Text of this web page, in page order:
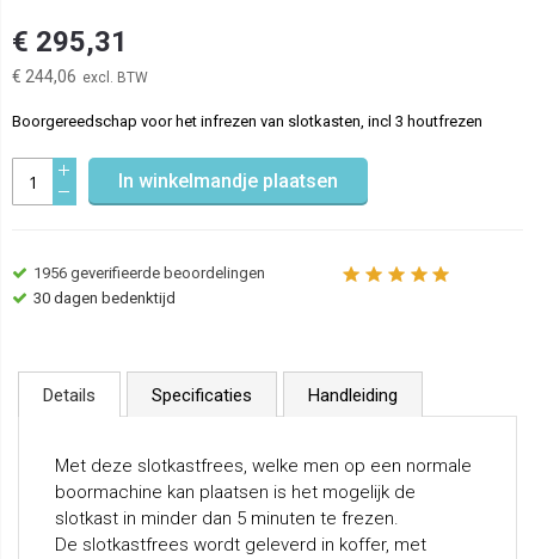
€ 295,31
€ 244,06
Boorgereedschap voor het infrezen van slotkasten, incl 3 houtfrezen
In winkelmandje plaatsen
1956 geverifieerde beoordelingen
30 dagen bedenktijd
Details Specificaties Handleiding
Met deze slotkastfrees, welke men op een normale
boormachine kan plaatsen is het mogelijk de
slotkast in minder dan 5 minuten te frezen.
De slotkastfrees wordt geleverd in koffer, met